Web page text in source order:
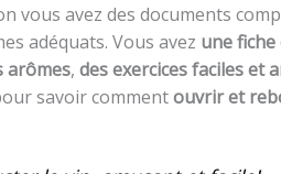
vous avez des documents
adéquats. Vous avez une
arômes, des exercices facileset
savoir commentouvrir et